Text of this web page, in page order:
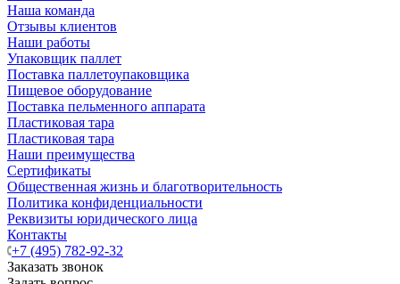
Наша команда
Отзывы клиентов
Наши работы
Упаковщик паллет
Поставка паллетоупаковщика
Пищевое оборудование
Поставка пельменного аппарата
Пластиковая тара
Пластиковая тара
Наши преимущества
Сертификаты
Общественная жизнь и благотворительность
Политика конфиденциальности
Реквизиты юридического лица
Контакты
+7 (495) 782-92-32
Заказать звонок